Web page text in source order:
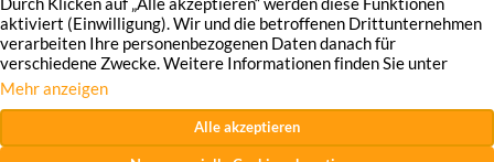
Hirschmann Immobilien GmbH
ImpressumDatenschutzhinweiseWiderrufsrechtAGB